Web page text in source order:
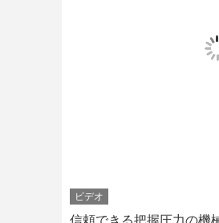
ビデオ
信頼できる把握圧力の機